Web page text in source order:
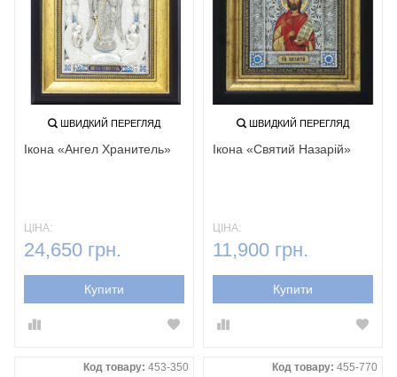
ШВИДКИЙ ПЕРЕГЛЯД
Ікона «Ангел Хранитель»
ЦІНА:
24,650 грн.
Купити
ШВИДКИЙ ПЕРЕГЛЯД
Ікона «Святий Назарій»
ЦІНА:
11,900 грн.
Купити
Код товару: 453-350 Код товару: 455-770